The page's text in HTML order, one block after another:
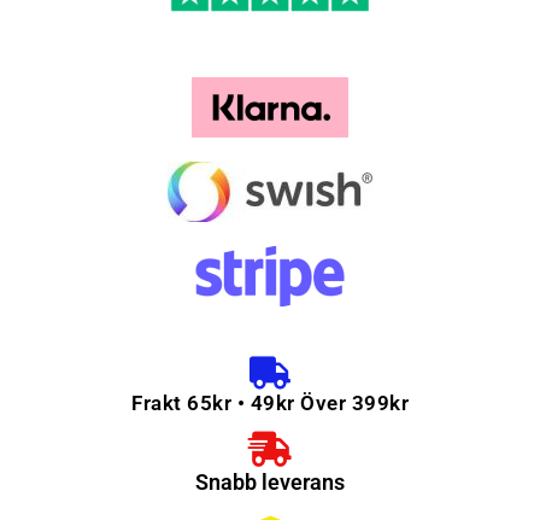
Frakt 65kr • 49kr Över 399kr
Snabb leverans